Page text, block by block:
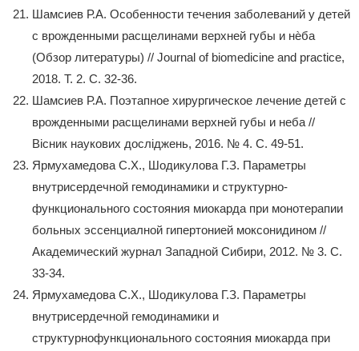
Шамсиев Р.А. Особенности течения заболеваний у детей
с врожденными расщелинами верхней губы и нѐба
(Обзор литературы) // Journal of biomedicine and practice,
2018. Т. 2. С. 32-36.
Шамсиев Р.А. Поэтапное хирургическое лечение детей с
врожденными расщелинами верхней губы и неба //
Вісник наукових досліджень, 2016. № 4. С. 49-51.
Ярмухамедова С.Х., Шодикулова Г.З. Параметры
внутрисердечной гемодинамики и структурно-
функционального состояния миокарда при монотерапии
больных эссенциалной гипертонией моксонидином //
Академический журнал Западной Сибири, 2012. № 3. С.
33-34.
Ярмухамедова С.Х., Шодикулова Г.З. Параметры
внутрисердечной гемодинамики и
структурнофункционального состояния миокарда при